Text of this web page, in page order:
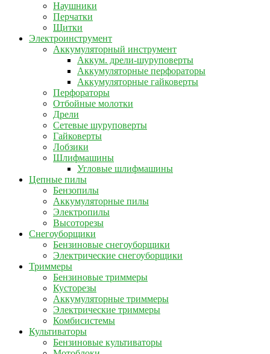
Наушники
Перчатки
Щитки
Электроинструмент
Аккумуляторный инструмент
Аккум. дрели-шуруповерты
Аккумуляторные перфораторы
Аккумуляторные гайковерты
Перфораторы
Отбойные молотки
Дрели
Сетевые шуруповерты
Гайковерты
Лобзики
Шлифмашины
Угловые шлифмашины
Цепные пилы
Бензопилы
Аккумуляторные пилы
Электропилы
Высоторезы
Снегоуборщики
Бензиновые снегоуборщики
Электрические снегоуборщики
Триммеры
Бензиновые триммеры
Кусторезы
Аккумуляторные триммеры
Электрические триммеры
Комбисистемы
Культиваторы
Бензиновые культиваторы